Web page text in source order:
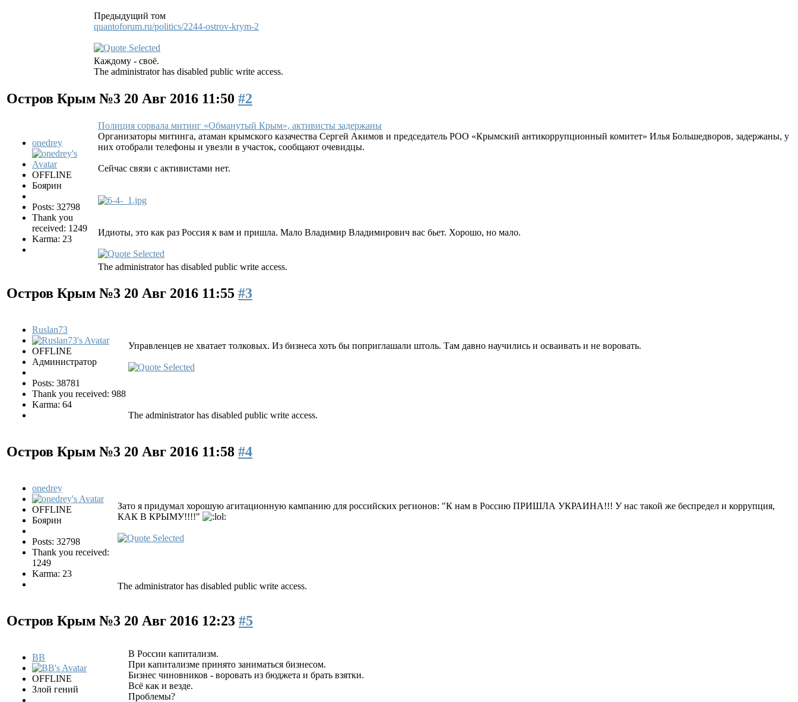
Предыдущий том
quantoforum.ru/politics/2244-ostrov-krym-2
Каждому - своё.
The administrator has disabled public write access.
Остров Крым №3 20 Авг 2016 11:50 #2
onedrey
OFFLINE
Боярин
Posts: 32798
Thank you
received: 1249
Karma: 23
Полиция сорвала митинг «Обманутый Крым», активисты задержаны
Организаторы митинга, атаман крымского казачества Сергей Акимов и председатель РОО «Крымский антикоррупционный комитет» Илья Большедворов, задержаны, у
них отобрали телефоны и увезли в участок, сообщают очевидцы.
Сейчас связи с активистами нет.
Идиоты, это как раз Россия к вам и пришла. Мало Владимир Владимирович вас бьет. Хорошо, но мало.
The administrator has disabled public write access.
Остров Крым №3 20 Авг 2016 11:55 #3
Ruslan73
OFFLINE
Администратор
Posts: 38781
Thank you received: 988
Karma: 64
Управленцев не хватает толковых. Из бизнеса хоть бы поприглашали штоль. Там давно научились и осваивать и не воровать.
The administrator has disabled public write access.
Остров Крым №3 20 Авг 2016 11:58 #4
onedrey
OFFLINE
Боярин
Posts: 32798
Thank you received:
1249
Karma: 23
Зато я придумал хорошую агитационную кампанию для российских регионов: "К нам в Россию ПРИШЛА УКРАИНА!!! У нас такой же беспредел и коррупция,
КАК В КРЫМУ!!!!"
The administrator has disabled public write access.
Остров Крым №3 20 Авг 2016 12:23 #5
BB
OFFLINE
Злой гений
В России капитализм.
При капитализме принято заниматься бизнесом.
Бизнес чиновников - воровать из бюджета и брать взятки.
Всё как и везде.
Проблемы?